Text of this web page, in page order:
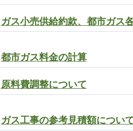
ガス小売供給約款、都市ガス
都市ガス料金の計算
原料費調整について
ガス工事の参考見積額につい